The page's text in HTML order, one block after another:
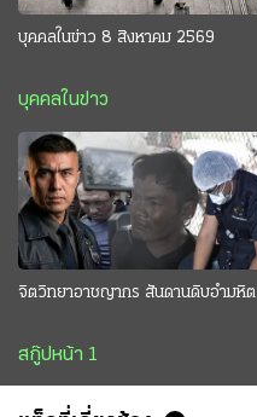
บุคคลในข่าว 8 สิงหาคม 2569
บุคคลในข่าว
จิตวิทยาอาชญากร สันดานดิบอำมหิต
สกู๊ปหน้า 1